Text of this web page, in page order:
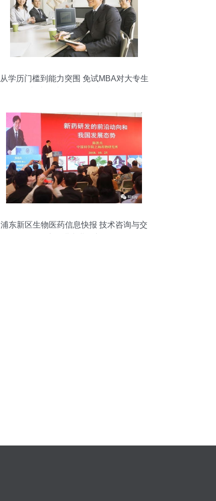
从学历门槛到能力突围 免试MBA对大专生
浦东新区生物医药信息快报 技术咨询与交